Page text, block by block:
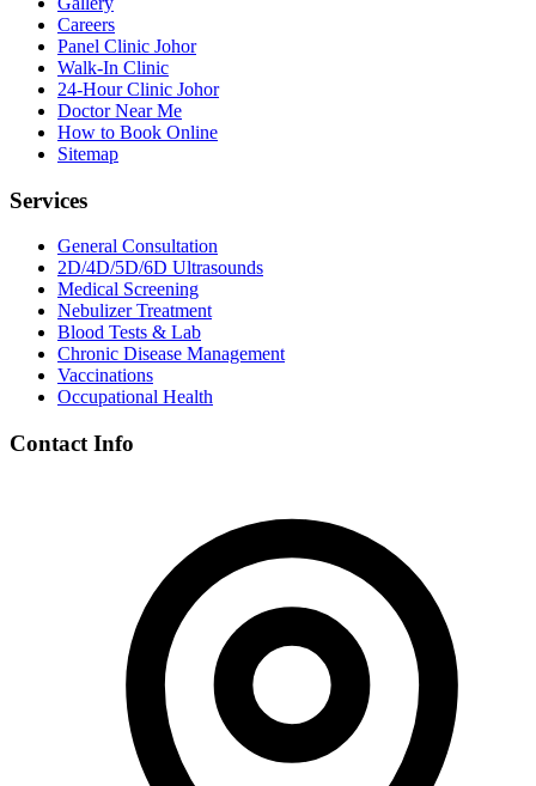
Careers
Panel Clinic Johor
Walk-In Clinic
24-Hour Clinic Johor
Doctor Near Me
How to Book Online
Sitemap
Services
General Consultation
2D/4D/5D/6D Ultrasounds
Medical Screening
Nebulizer Treatment
Blood Tests & Lab
Chronic Disease Management
Vaccinations
Occupational Health
Contact Info